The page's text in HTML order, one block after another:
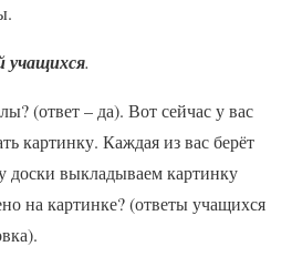
учащихся.
(ответ – да). Вот сейчас у вас
картинку. Каждая из вас берёт
доски выкладываем картинку
на картинке? (ответы учащихся